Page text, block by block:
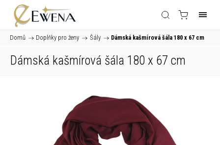
Domů / Doplňky pro ženy / Šály / Dámská kašmírová šála 180 x 67 cm
Dámská kašmírová šála 180 x 67 cm